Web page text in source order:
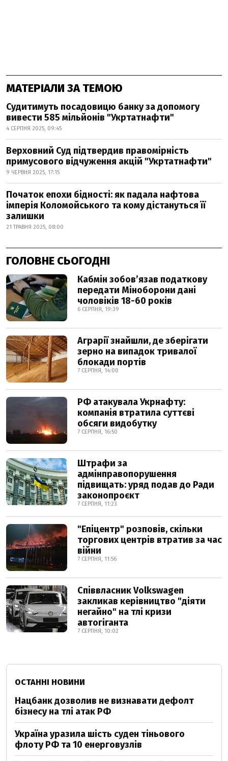
МАТЕРІАЛИ ЗА ТЕМОЮ
Судитимуть посадовицю банку за допомогу
вивести 585 мільйонів "Укртатнафти"
4 СЕРПНЯ 2025, 09:45
Верховний Суд підтвердив правомірність
примусового відчуження акцій "Укртатнафти"
9 ЧЕРВНЯ 2025, 17:15
Початок епохи бідності: як падала нафтова
імперія Коломойського та кому дістануться її
залишки
21 ТРАВНЯ 2025, 08:00
ГОЛОВНЕ СЬОГОДНІ
Кабмін зобовʼязав податкову
передати Міноборони дані
чоловіків 18-60 років
6 СЕРПНЯ, 19:39
Аграрії знайшли, де зберігати
зерно на випадок тривалої
блокади портів
7 СЕРПНЯ, 14:00
РФ атакувала Укрнафту:
компанія втратила суттєві
обсяги видобутку
7 СЕРПНЯ, 16:50
Штрафи за
адмінправопорушення
підвищать: уряд подав до Ради
законопроєкт
7 СЕРПНЯ, 11:23
"Епіцентр" розповів, скільки
торгових центрів втратив за час
війни
7 СЕРПНЯ, 11:56
Співвласник Volkswagen
закликав керівництво "діяти
негайно" на тлі кризи
автогіганта
7 СЕРПНЯ, 10:02
ОСТАННІ НОВИНИ
Нацбанк дозволив не визнавати дефолт
бізнесу на тлі атак РФ
Україна уразила шість суден тіньового
флоту РФ та 10 енерговузлів